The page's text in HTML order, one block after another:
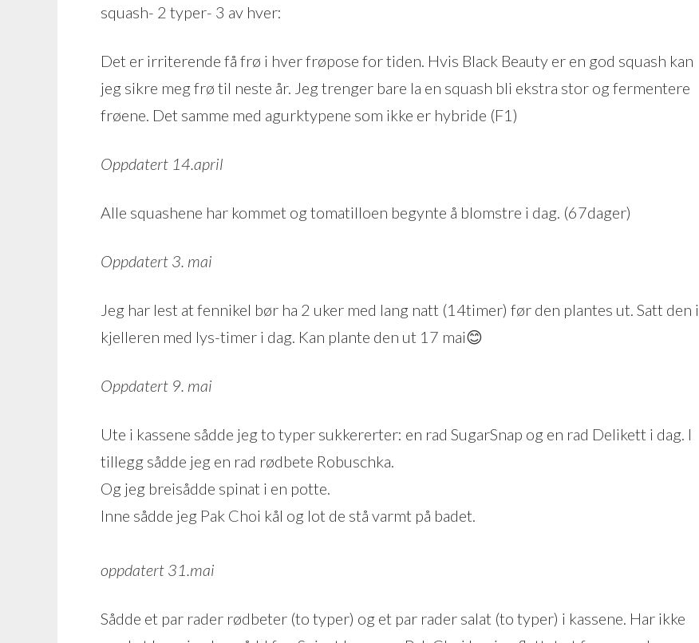
squash- 2 typer- 3 av hver:
Det er irriterende få frø i hver frøpose for tiden. Hvis Black Beauty er en god squash kan
jeg sikre meg frø til neste år. Jeg trenger bare la en squash bli ekstra stor og fermentere
frøene. Det samme med agurktypene som ikke er hybride (F1)
Oppdatert 14.april
Alle squashene har kommet og tomatilloen begynte å blomstre i dag. (67dager)
Oppdatert 3. mai
Jeg har lest at fennikel bør ha 2 uker med lang natt (14timer) før den plantes ut. Satt den i
kjelleren med lys-timer i dag. Kan plante den ut 17 mai😊
Oppdatert 9. mai
Ute i kassene sådde jeg to typer sukkererter: en rad SugarSnap og en rad Delikett i dag. I
tillegg sådde jeg en rad rødbete Robuschka.
Og jeg breisådde spinat i en potte.
Inne sådde jeg Pak Choi kål og lot de stå varmt på badet.
oppdatert 31.mai
Sådde et par rader rødbeter (to typer) og et par rader salat (to typer) i kassene. Har ikke